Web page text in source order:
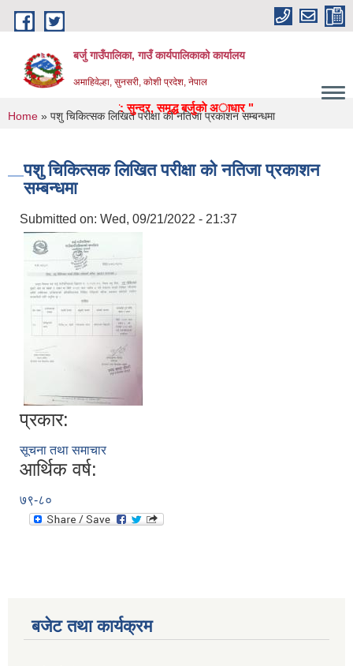
Skip to main content
बर्जु गाउँपालिका, गाउँ कार्यपालिकाको कार्यालय
अमाहिवेल्हा, सुनसरी, कोशी प्रदेश, नेपाल
उद्याेग, पर्यटन, पुर्वाधार: सुन्दर, समृद्ध बर्जुकाे अाधार "
You are here
Home » पशु चिकित्सक लिखित परीक्षा को नतिजा प्रकाशन सम्बन्धमा
पशु चिकित्सक लिखित परीक्षा को नतिजा प्रकाशन
सम्बन्धमा
Submitted on: Wed, 09/21/2022 - 21:37
प्रकार:
सूचना तथा समाचार
आर्थिक वर्ष:
७९-८०
बजेट तथा कार्यक्रम